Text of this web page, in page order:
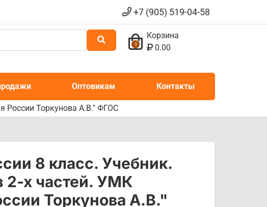
+7 (905) 519-04-58
0
Корзина
0.00
Оптовикам Контакты
России Торкунова А.В." ФГОС
8 класс. Учебник.
2-х частей. УМК
Торкунова А.В."